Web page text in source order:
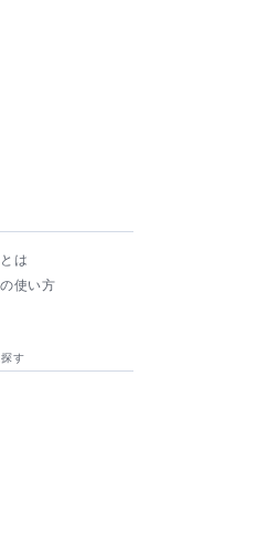
は
使い方
す